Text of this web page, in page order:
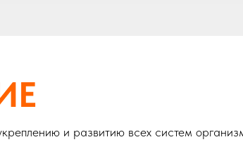
и развитию всех систем